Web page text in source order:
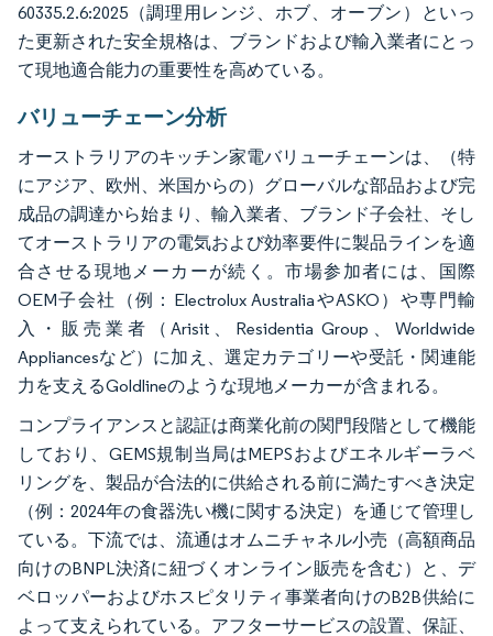
60335.2.6:2025（調理用レンジ、ホブ、オーブン）といっ
た更新された安全規格は、ブランドおよび輸入業者にとっ
て現地適合能力の重要性を高めている。
バリューチェーン分析
オーストラリアのキッチン家電バリューチェーンは、（特
にアジア、欧州、米国からの）グローバルな部品および完
成品の調達から始まり、輸入業者、ブランド子会社、そし
てオーストラリアの電気および効率要件に製品ラインを適
合させる現地メーカーが続く。市場参加者には、国際
OEM子会社（例：Electrolux AustraliaやASKO）や専門輸
入・販売業者（Arisit、Residentia Group、Worldwide
Appliancesなど）に加え、選定カテゴリーや受託・関連能
力を支えるGoldlineのような現地メーカーが含まれる。
コンプライアンスと認証は商業化前の関門段階として機能
しており、GEMS規制当局はMEPSおよびエネルギーラベ
リングを、製品が合法的に供給される前に満たすべき決定
（例：2024年の食器洗い機に関する決定）を通じて管理し
ている。下流では、流通はオムニチャネル小売（高額商品
向けのBNPL決済に紐づくオンライン販売を含む）と、デ
ベロッパーおよびホスピタリティ事業者向けのB2B供給に
よって支えられている。アフターサービスの設置、保証、